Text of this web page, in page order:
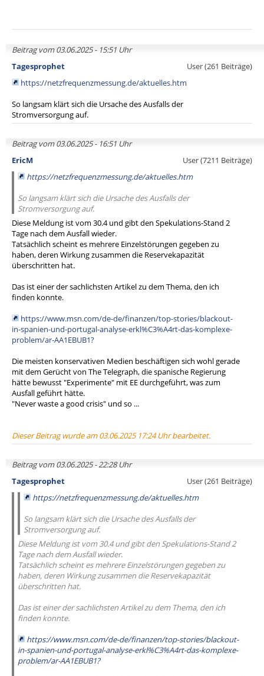
Beitrag vom 03.06.2025 - 15:51 Uhr
Tagesprophet
User (261 Beiträge)
https://netzfrequenzmessung.de/aktuelles.htm
So langsam klärt sich die Ursache des Ausfalls der
Stromversorgung auf.
Beitrag vom 03.06.2025 - 16:51 Uhr
EricM
User (7211 Beiträge)
https://netzfrequenzmessung.de/aktuelles.htm
So langsam klärt sich die Ursache des Ausfalls der
Stromversorgung auf.
Diese Meldung ist vom 30.4 und gibt den Spekulations-Stand 2
Tage nach dem Ausfall wieder.
Tatsächlich scheint es mehrere Einzelstörungen gegeben zu
haben, deren Wirkung zusammen die Reservekapazität
überschritten hat.
Das ist einer der sachlichsten Artikel zu dem Thema, den ich
finden konnte.
https://www.msn.com/de-de/finanzen/top-stories/blackout-
in-spanien-und-portugal-analyse-erkl%C3%A4rt-das-komplexe-
problem/ar-AA1EBUB1?
Die meisten konservativen Medien beschäftigen sich wohl gerade
mit dem Gerücht von The Telegraph, die spanische Regierung
hätte bewusst "Experimente" mit EE durchgeführt, was zum
Ausfall geführt hätte.
"Never waste a good crisis" und so ...
Dieser Beitrag wurde am 03.06.2025 17:24 Uhr bearbeitet.
Beitrag vom 03.06.2025 - 22:28 Uhr
Tagesprophet
User (261 Beiträge)
https://netzfrequenzmessung.de/aktuelles.htm
So langsam klärt sich die Ursache des Ausfalls der
Stromversorgung auf.
Diese Meldung ist vom 30.4 und gibt den Spekulations-Stand 2
Tage nach dem Ausfall wieder.
Tatsächlich scheint es mehrere Einzelstörungen gegeben zu
haben, deren Wirkung zusammen die Reservekapazität
überschritten hat.
Das ist einer der sachlichsten Artikel zu dem Thema, den ich
finden konnte.
https://www.msn.com/de-de/finanzen/top-stories/blackout-
in-spanien-und-portugal-analyse-erkl%C3%A4rt-das-komplexe-
problem/ar-AA1EBUB1?